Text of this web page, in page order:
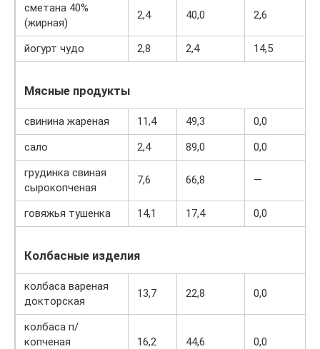
сметана 40%
(жирная)
2,4 40,0 2,6
йогурт чудо 2,8 2,4 14,5
Мясные продукты
свинина жареная 11,4 49,3 0,0
сало
2,4 89,0 0,0
грудинка свиная
сырокопченая
7,6 66,8 —
говяжья тушенка 14,1 17,4 0,0
Колбасные изделия
колбаса вареная
докторская
13,7 22,8 0,0
колбаса п/
копченая
16,2 44,6 0,0